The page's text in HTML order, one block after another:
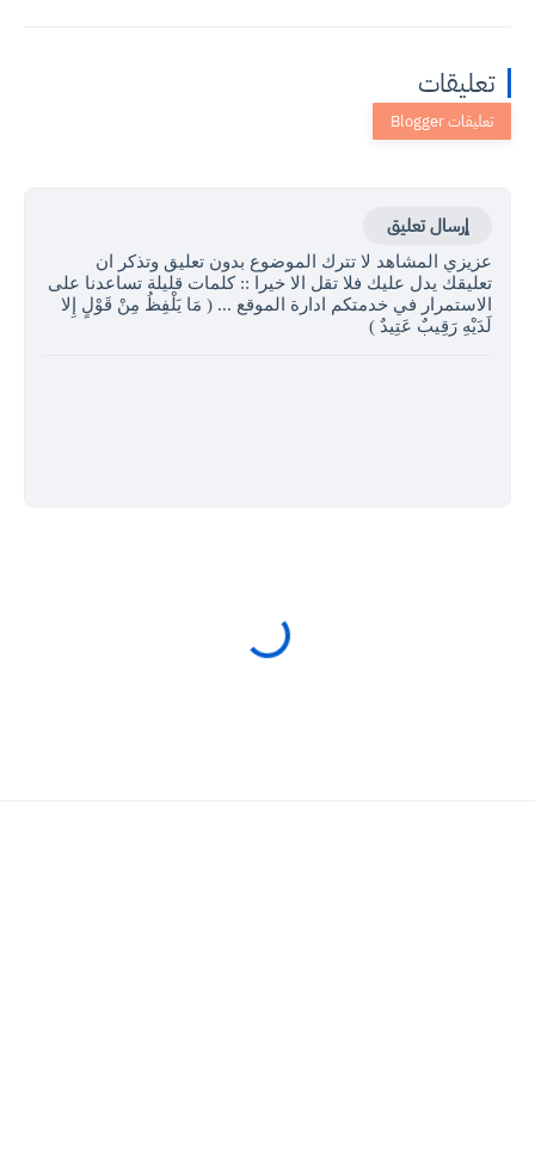
تعليقات
إرسال تعليق
عزيزي المشاهد لا تترك الموضوع بدون تعليق وتذكر ان
تعليقك يدل عليك فلا تقل الا خيرا :: كلمات قليلة تساعدنا على
الاستمرار في خدمتكم ادارة الموقع ... ( مَا يَلْفِظُ مِنْ قَوْلٍ إِلا
لَدَيْهِ رَقِيبٌ عَتِيدٌ )